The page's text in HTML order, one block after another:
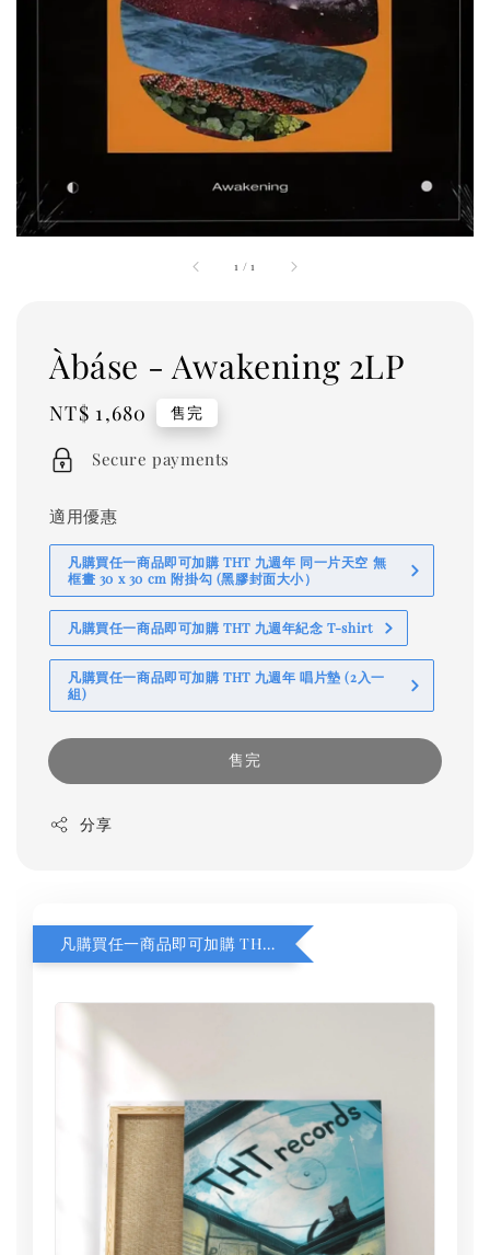
1 /1
Àbáse - Awakening 2LP
Regular
price
NT$ 1,680 售完
Secure payments
適用優惠
凡購買任一商品即可加購 THT 九週年 同一片天空 無
框畫 30 x 30 cm 附掛勾 (黑膠封面大小）
凡購買任一商品即可加購 THT 九週年紀念 T-shirt
凡購買任一商品即可加購 THT 九週年 唱片墊 (2入一
組)
售完
分享
凡購買任一商品即可加購 THT 九週年 同一片天空 無框畫 30 x 30 cm 附掛勾 (黑膠封面大小）